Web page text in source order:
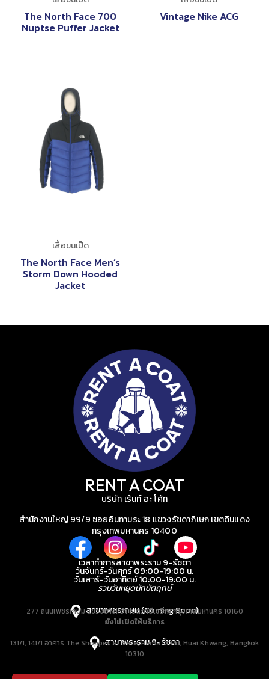
The North Face 700
Nuptse Puffer Jacket
Vintage Nike ACG
เสื้อขนเป็ด
The North Face Men’s
Storm Down Hooded
Jacket
RENT A COAT
บริษัท เร้นท์ อะ โค้ท
สำนักงานใหญ่ 99/9 ซอยอินทามระ 18 แขวงรัชดาภิเษก เขตดินแดง
กรุงเทพมหานคร 10400
เวลาทำการสาขาพระราม 9-รัชดา
วันจันทร์-วันศุกร์ 09:00-19:00 น.
วันเสาร์-วันอาทิตย์ 10:00-19:00 น.
รวมวันหยุดนักขัตฤกษ์
สาขาเพชรเกษม (Coming Soon)
277 ถนนเพชรเกษม แขวงบางหว้า เขตภาษีเจริญ กรุงเทพมหานคร 10160
ยังไม่เปิดให้บริการ
สาขาพระราม 9-รัชดา
131/1, 141/1 อาคาร The Shoppes at Belle, Rama IX Rd, Huai Khwang, Bangkok
10310